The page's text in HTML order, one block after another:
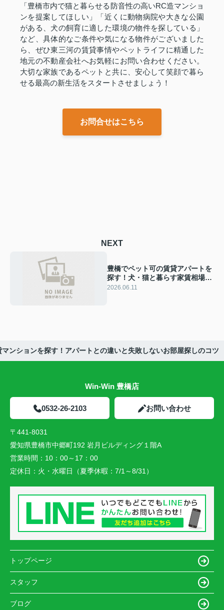
「豊橋市内で猫と暮らせる防音性の高いRC造マンショ
ンを提案してほしい」「近くに動物病院や大きな公園
がある、犬の飼育に適した環境の物件を探している」
など、具体的なご条件や気になる物件がございました
ら、ぜひ東三河の賃貸事情やペットライフに精通した
地元の不動産会社へお気軽にお問い合わせください。
大切な家族であるペットと共に、安心して笑顔で暮ら
せる最高の新生活をスタートさせましょう！
お問合せはこちら
NEXT
豊橋でペット可の賃貸アパートを
探す！犬・猫と暮らす家賃相場と
失敗しないお部屋探しのコツ
2026.06.11
ンションを探す！アパートとの違いと失敗しないお部屋探しのコツ
Win-Win 豊橋店
0532-26-2103 お問い合わせ
〒441-8031
愛知県豊橋市中郷町192 岩月ビルディング１階A
営業時間： 10：00～17：00
定休日： 火・水曜日（夏季休暇：7/1～8/31）
トップページ
スタッフ
ブログ